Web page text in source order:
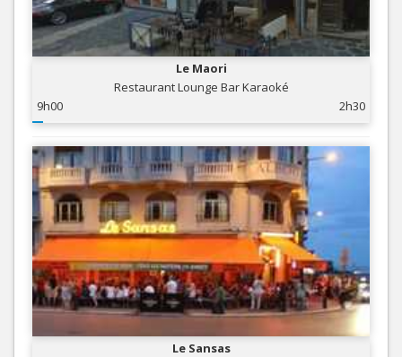
Le Maori
Restaurant Lounge Bar Karaoké
9h00
2h30
Le Sansas